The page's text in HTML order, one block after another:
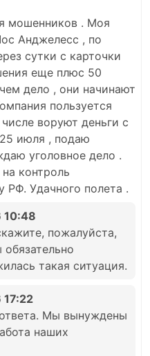
мошенников . Моя
Анджелесс , по
сутки с карточки
еще плюс 50
дело , они начинают
пользуется
воруют деньги с
июля , подаю
уголовное дело .
контроль
РФ. Удачного полета .
10:48
пожалуйста,
такая ситуация.
Мы вынуждены
наших